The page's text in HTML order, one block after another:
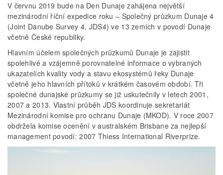
V červnu 2019 bude na Den Dunaje zahájena největší
mezinárodní říční expedice roku – Společný průzkum Dunaje 4
(Joint Danube Survey 4, JDS4) ve 13 zemích v povodí Dunaje
včetně České republiky.
Hlavním účelem společných průzkumů Dunaje je zajistit
spolehlivé a vzájemně porovnatelné informace o vybraných
ukazatelích kvality vody a stavu ekosystémů řeky Dunaje
včetně jeho hlavních přítoků v krátkém časovém období. Tři
společné dunajské průzkumy se již uskutečnily v letech 2001,
2007 a 2013. Vlastní průběh JDS koordinuje sekretariát
Mezinárodní komise pro ochranu Dunaje (MKOD). V roce 2007
obdržela komise ocenění v australském Brisbane za nejlepší
management povodí: 2007 Thiess International Riverprize.